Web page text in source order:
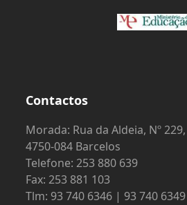
Contactos
Morada: Rua da Aldeia, Nº
4750-084 Barcelos
Telefone: 253 880 639
Fax: 253 881 103
Tlm: 93 740 6346 | 93 740 6349